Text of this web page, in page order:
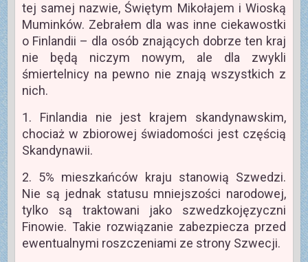
tej samej nazwie, Świętym Mikołajem i Wioską
Muminków. Zebrałem dla was inne ciekawostki
o Finlandii – dla osób znających dobrze ten kraj
nie będą niczym nowym, ale dla zwykli
śmiertelnicy na pewno nie znają wszystkich z
nich.
1. Finlandia nie jest krajem skandynawskim,
chociaż w zbiorowej świadomości jest częścią
Skandynawii.
2. 5% mieszkańców kraju stanowią Szwedzi.
Nie są jednak statusu mniejszości narodowej,
tylko są traktowani jako szwedzkojęzyczni
Finowie. Takie rozwiązanie zabezpiecza przed
ewentualnymi roszczeniami ze strony Szwecji.